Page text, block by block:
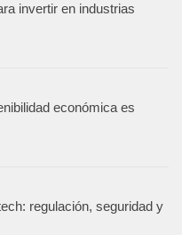
invertir en industrias
económica es
regulación, seguridad y